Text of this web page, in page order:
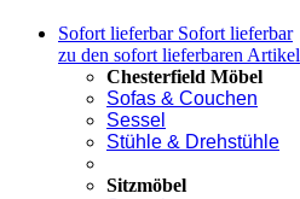
Sofort lieferbar Sofort lieferbar
zu den sofort lieferbaren Artikel
Chesterfield Möbel
Sofas & Couchen
Sessel
Stühle & Drehstühle
Sitzmöbel